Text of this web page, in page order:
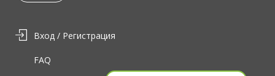
Вход / Регистрация
FAQ